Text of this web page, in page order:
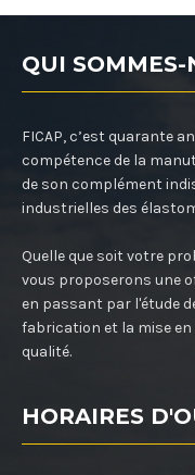
QUI SOMMES-
FICAP, c’est quarante
compétence de la
de son complément
industrielles des
Quelle que soit votre
vous proposerons une
en passant par l'étude
fabrication et la mise en
qualité.
HORAIRES